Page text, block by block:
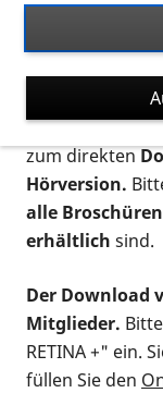
Ort. Nutzen Sie
nach Flyern
suchen. Die
verschiedenen
postalischen
zum direkten
Hörversion.
alle
erhältlich sind.
Der Download
Mitglieder.
RETINA +" ein.
füllen Sie den